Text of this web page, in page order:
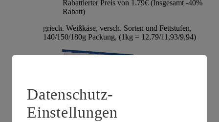
Rabattierter Preis von 1.79€ (Insgesamt -40%
Rabatt)
griech. Weißkäse, versch. Sorten und Fettstufen,
140/150/180g Packung, (1kg = 12,79/11,93/9,94)
Datenschutz-
Einstellungen